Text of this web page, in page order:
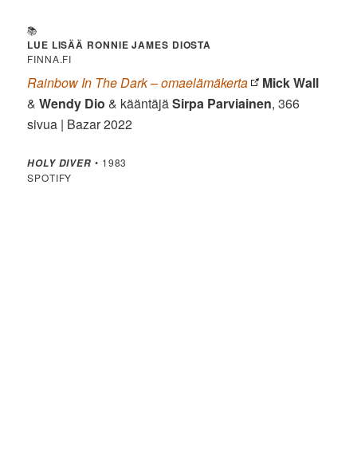
📚
LUE LISÄÄ RONNIE JAMES DIOSTA
FINNA.FI
Rainbow In The Dark – omaelämäkerta
Mick Wall
&Wendy Dio & kääntäjäSirpa Parviainen, 366
sivua | Bazar 2022
HOLY DIVER • 1983
SPOTIFY